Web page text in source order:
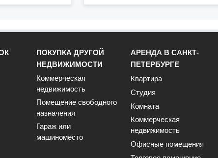
ПОКУПКА ДРУГОЙ
НЕДВИЖИМОСТИ
Коммерческая
недвижимость
Помещение свободного
назначения
Гараж или
машиноместо
АРЕНДА В САНКТ-
ПЕТЕРБУРГЕ
Квартира
Студия
Комната
Коммерческая
недвижимость
Офисные помещения